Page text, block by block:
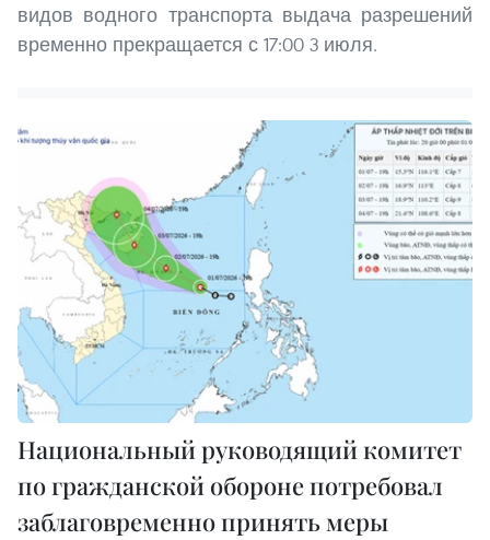
видов водного транспорта выдача разрешений
временно прекращается с 17:00 3 июля.
Национальный руководящий комитет
по гражданской обороне потребовал
заблаговременно принять меры